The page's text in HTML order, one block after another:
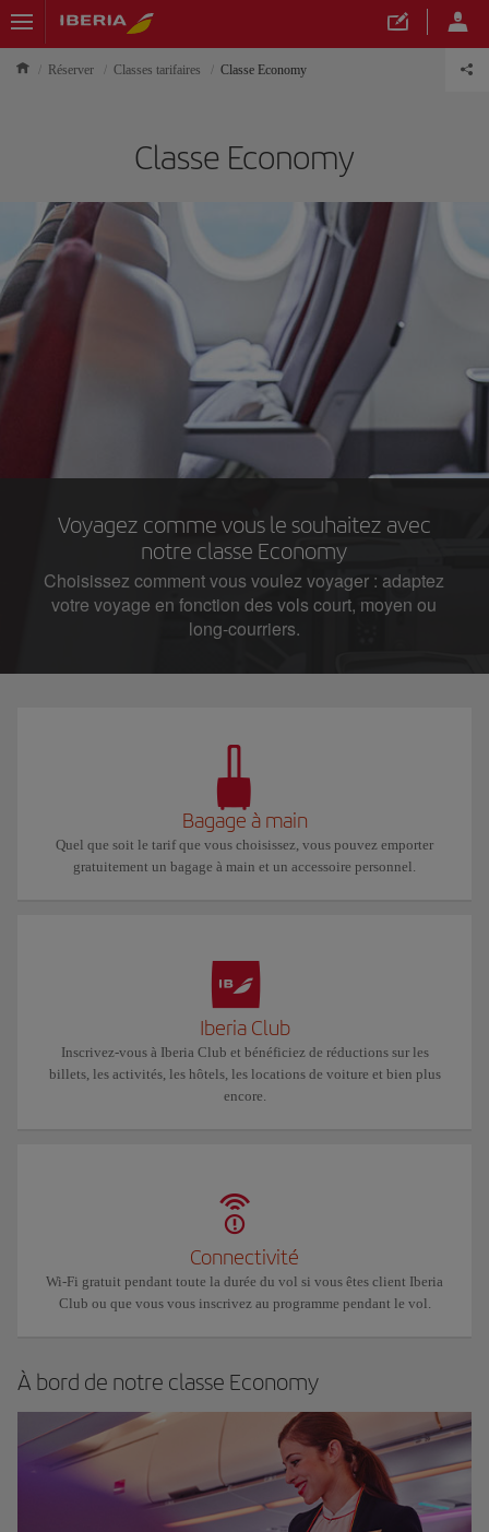
Réserver Classes tarifaires Classe Economy
Classe Economy
Voyagez comme vous le souhaitez avec
notre classe Economy
Choisissez comment vous voulez voyager : adaptez
votre voyage en fonction des vols court, moyen ou
long-courriers.
Bagage à main
Quel que soit le tarif que vous choisissez, vous pouvez emporter
gratuitement un bagage à main et un accessoire personnel.
Iberia Club
Inscrivez-vous à Iberia Club et bénéficiez de réductions sur les
billets, les activités, les hôtels, les locations de voiture et bien plus
encore.
Connectivité
Wi-Fi gratuit pendant toute la durée du vol si vous êtes client Iberia
Club ou que vous vous inscrivez au programme pendant le vol.
À bord de notre classe Economy